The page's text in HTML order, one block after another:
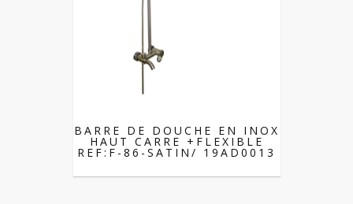
BARRE DE DOUCHE EN INOX
HAUT CARRE +FLEXIBLE
REF:F-86-SATIN/ 19AD0013